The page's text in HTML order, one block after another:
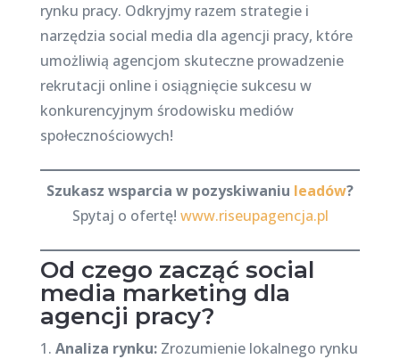
rynku pracy. Odkryjmy razem strategie i
narzędzia social media dla agencji pracy, które
umożliwią agencjom skuteczne prowadzenie
rekrutacji online i osiągnięcie sukcesu w
konkurencyjnym środowisku mediów
społecznościowych!
Szukasz wsparcia w pozyskiwaniu leadów?
Spytaj o ofertę! www.riseupagencja.pl
Od czego zacząć social
media marketing dla
agencji pracy?
Analiza rynku:Zrozumienie lokalnego rynku